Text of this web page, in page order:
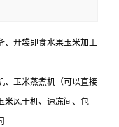
、开袋即食水果玉米加工
、玉米蒸煮机（可以直接
米风干机、速冻间、包